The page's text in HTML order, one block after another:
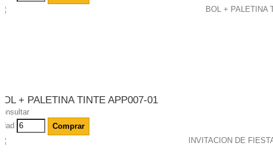
BOL + PALETINA TINTE APP007-01
Consultar
Udad
Comprar